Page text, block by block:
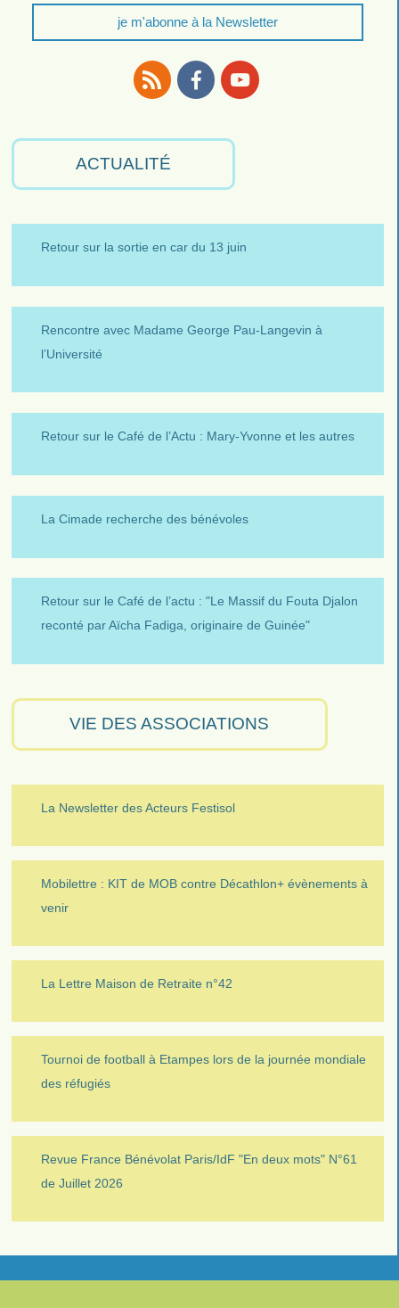
je m'abonne à la Newsletter
ACTUALITÉ
Retour sur la sortie en car du 13 juin
Rencontre avec Madame George Pau-Langevin à
l’Université
Retour sur le Café de l’Actu : Mary-Yvonne et les autres
La Cimade recherche des bénévoles
Retour sur le Café de l’actu : "Le Massif du Fouta Djalon
reconté par Aïcha Fadiga, originaire de Guinée"
VIE DES ASSOCIATIONS
La Newsletter des Acteurs Festisol
Mobilettre : KIT de MOB contre Décathlon+ évènements à
venir
La Lettre Maison de Retraite n°42
Tournoi de football à Etampes lors de la journée mondiale
des réfugiés
Revue France Bénévolat Paris/IdF "En deux mots" N°61
de Juillet 2026